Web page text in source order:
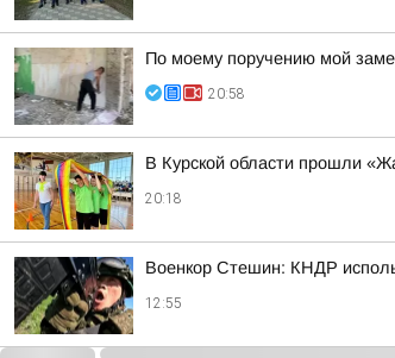
По моему поручению мой
20:58
В Курской области прошли
20:18
Военкор Стешин: КНДР
12:55